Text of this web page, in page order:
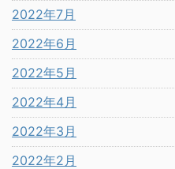
2022年7月
2022年6月
2022年5月
2022年4月
2022年3月
2022年2月